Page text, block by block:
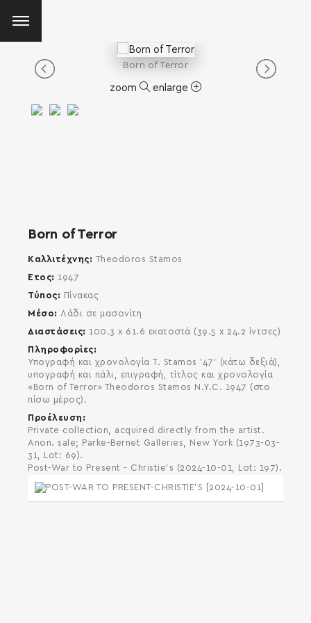
Born of Terror
zoom enlarge
Born of Terror
Καλλιτέχνης
Theodoros Stamos
Έτος
1947
Τύπος
Πίνακας
Μέσο
Λάδι σε μασονίτη
Διαστάσεις
100.3 x 61.6 εκατοστά (39.5 x 24.2 ίντσες)
Πληροφορίες
Υπογραφή και χρονολογία T. Stamos '47' (κάτω δεξιά),
υπογραφή και πάλι, επιγραφή, τίτλος και χρονολογία
«Born of Terror» Theodoros Stamos N.Y.C. 1947 (στο
πίσω μέρος).
Προέλευση
Private collection, acquired directly from the artist.
Anon. sale; Parke-Bernet Galleries, New York (1973-03-
31, Lot: 69).
Post-War to Present - Christie's (2024-10-01, Lot: 197).